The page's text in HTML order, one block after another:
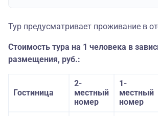
Тур предусматривает проживание в
Стоимость тура на 1 человека в
размещения, руб.:
Гостиница
2-
местный
номер
1-
местный
номер